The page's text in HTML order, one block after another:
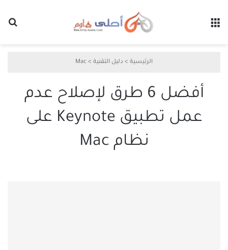
الرئيسية > دليل التقنية >
Mac
أفضل 6 طرق لإصلاح عدم
عمل تطبيق Keynote على
نظام Mac